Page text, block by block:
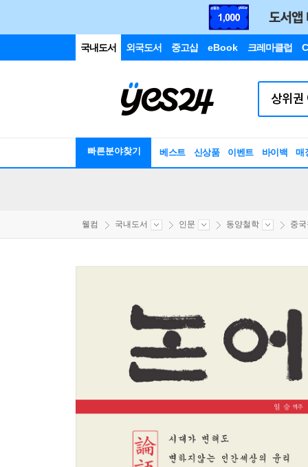
국내도서 외국도서 중고샵 eBook 크레마클럽
빠른분야찾기 베스트 신상품 이벤트 바이백 매
웰컴 국내도서 인문 동양철학 중